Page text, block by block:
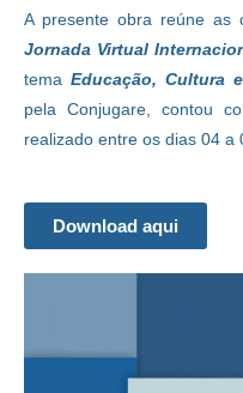
A presente obra reúne as
Jornada Virtual
tema Educação, Cultura
pela Conjugare, contou
realizado entre os dias 04 a
Download aqui